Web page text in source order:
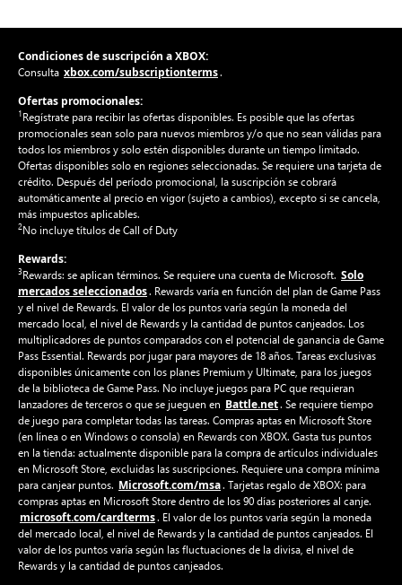
Condiciones de suscripción a XBOX:
Consulta xbox.com/subscriptionterms.
Ofertas promocionales:
1Regístrate para recibir las ofertas disponibles. Es posible que las ofertas
promocionales sean solo para nuevos miembros y/o que no sean válidas para
todos los miembros y solo estén disponibles durante un tiempo limitado.
Ofertas disponibles solo en regiones seleccionadas. Se requiere una tarjeta de
crédito. Después del período promocional, la suscripción se cobrará
automáticamente al precio en vigor (sujeto a cambios), excepto si se cancela,
más impuestos aplicables.
2No incluye títulos de Call of Duty
Rewards:
3Rewards: se aplican términos. Se requiere una cuenta de Microsoft. Solo
mercados seleccionados. Rewards varía en función del plan de Game Pass
y el nivel de Rewards. El valor de los puntos varía según la moneda del
mercado local, el nivel de Rewards y la cantidad de puntos canjeados. Los
multiplicadores de puntos comparados con el potencial de ganancia de Game
Pass Essential. Rewards por jugar para mayores de 18 años. Tareas exclusivas
disponibles únicamente con los planes Premium y Ultimate, para los juegos
de la biblioteca de Game Pass. No incluye juegos para PC que requieran
lanzadores de terceros o que se jueguen en Battle.net. Se requiere tiempo
de juego para completar todas las tareas. Compras aptas en Microsoft Store
(en línea o en Windows o consola) en Rewards con XBOX. Gasta tus puntos
en la tienda: actualmente disponible para la compra de artículos individuales
en Microsoft Store, excluidas las suscripciones. Requiere una compra mínima
para canjear puntos. Microsoft.com/msa. Tarjetas regalo de XBOX: para
compras aptas en Microsoft Store dentro de los 90 días posteriores al canje.
microsoft.com/cardterms. El valor de los puntos varía según la moneda
del mercado local, el nivel de Rewards y la cantidad de puntos canjeados. El
valor de los puntos varía según las fluctuaciones de la divisa, el nivel de
Rewards y la cantidad de puntos canjeados.